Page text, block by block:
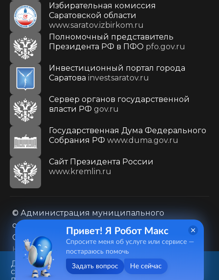
Избирательная комиссия
Саратовской области
www.saratov.izbirkom.ru
Полномочный представитель
Президента РФ в ПФО pfo.gov.ru
Инвестиционный портал города
Саратова investsaratov.ru
Сервер органов государственной
власти РФ gov.ru
Государственная Дума Федерального
Собрания РФ www.duma.gov.ru
Cайт Президента России
www.kremlin.ru
© Администрация муниципального
образования городского округа «Город
Саратов»
Контакты
Карта сайта
Политика в отношении обработки
персональных данных
Данный веб-сайт использует
cookie-файлы в целях
Привет! Я Робот Макс
Спросите меня об услуге или сервисе —
постараюсь помочь
Задать вопрос Не сейчас